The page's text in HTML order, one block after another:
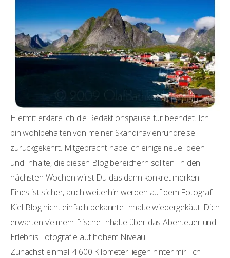
Hiermit erkläre ich die Redaktionspause für beendet. Ich
bin wohlbehalten von meiner Skandinavienrundreise
zurückgekehrt. Mitgebracht habe ich einige neue Ideen
und Inhalte, die diesen Blog bereichern sollten. In den
nächsten Wochen wirst Du das dann konkret merken.
Eines ist sicher, auch weiterhin werden auf dem Fotograf-
Kiel-Blog nicht einfach bekannte Inhalte wiedergekäut: Dich
erwarten vielmehr frische Inhalte über das Abenteuer und
Erlebnis Fotografie auf hohem Niveau.
Zunächst einmal: 4.600 Kilometer liegen hinter mir. Ich